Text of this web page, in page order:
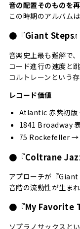
音の配置そのものを
この時期のアルバム
●『Giant Steps
音楽史上最も難解で、
コード進行の速度と跳
コルトレーンという
レコード価値
Atlantic 赤紫初
1841 Broadway
75 Rockefeller →
●『Coltrane Jazz
アプローチが『Giant
音階の流動性が生ま
●『My Favorite
ソプラノサックスと